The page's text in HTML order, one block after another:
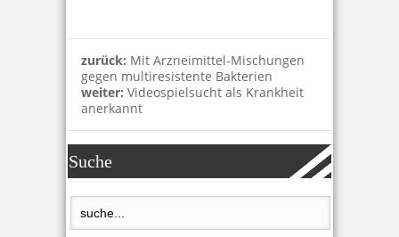
zurück: Mit Arzneimittel-Mischungen
gegen multiresistente Bakterien
weiter: Videospielsucht als Krankheit
anerkannt
Suche